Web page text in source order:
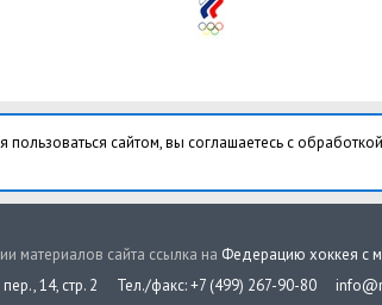
сайтом, вы соглашаетесь с
материалов сайта ссылка на Федерацию хоккея с
14, стр. 2
Тел./факс: +7 (499) 267-90-80